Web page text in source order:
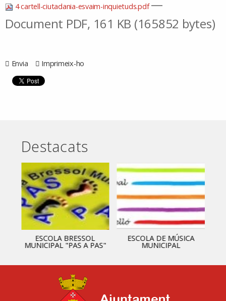
4 cartell-ciutadania-esvaim-inquietuds.pdf—
Document PDF, 161 KB (165852 bytes)
Envia Imprimeix-ho
Destacats
ESCOLA BRESSOL
MUNICIPAL "PAS A PAS"
ESCOLA DE MÚSICA
MUNICIPAL